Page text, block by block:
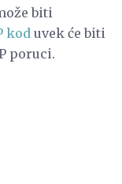
biti
kod uvek će biti
poruci.